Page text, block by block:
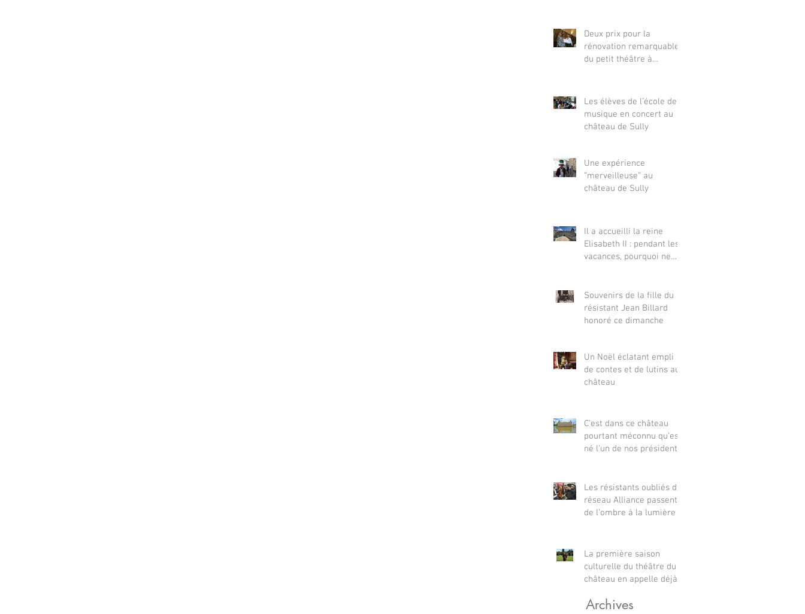
Deux prix pour la
rénovation remarquable
du petit théâtre à
Les élèves de l’école de
musique en concert au
château de Sully
Une expérience
“merveilleuse” au
château de Sully
Il a accueilli la reine
Elisabeth II : pendant les
vacances, pourquoi ne
Souvenirs de la fille du
résistant Jean Billard
honoré ce dimanche
Un Noël éclatant empli
de contes et de lutins au
château
C'est dans ce château
pourtant méconnu qu'est
né l'un de nos présidents
Les résistants oubliés du
réseau Alliance passent
de l’ombre à la lumière
La première saison
culturelle du théâtre du
château en appelle déjà
Archives